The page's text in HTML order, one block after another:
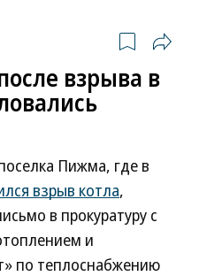
взрыва в
Пижма, где в
взрыв котла,
в прокуратуру с
и
по теплоснабжению